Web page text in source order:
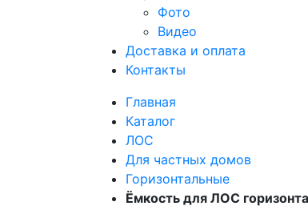
Фото
Видео
Доставка и оплата
Контакты
Главная
Каталог
ЛОС
Для частных домов
Горизонтальные
Ёмкость для ЛОС